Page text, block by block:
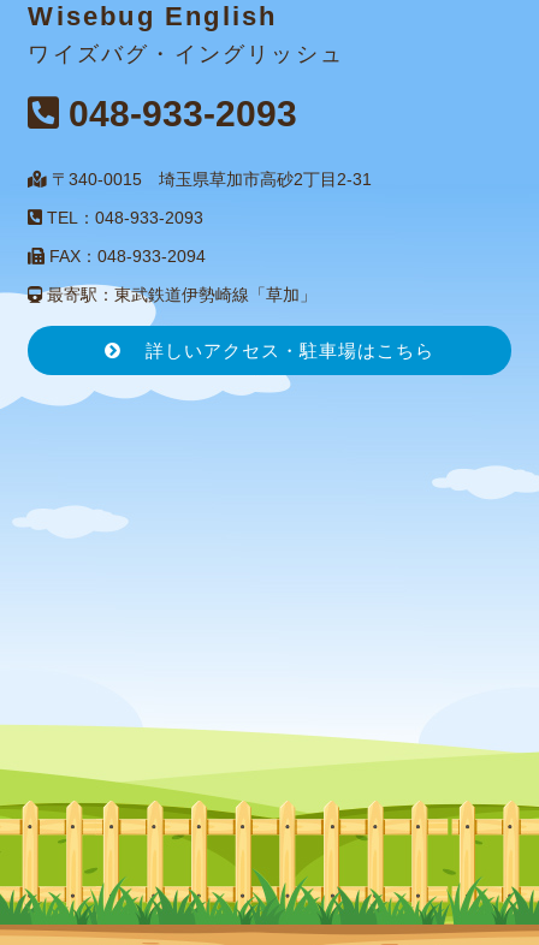
Wisebug English
ワイズバグ・イングリッシュ
048-933-2093
〒340-0015 埼玉県草加市高砂2丁目2-31
TEL：048-933-2093
FAX：048-933-2094
最寄駅：東武鉄道伊勢崎線「草加」
詳しいアクセス・駐車場はこちら